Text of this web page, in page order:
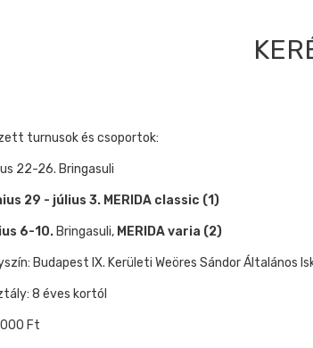
turnusok és csoportok:
22-26. Bringasuli
29 - július 3. MERIDA classic (1)
6-10. Bringasuli, MERIDA varia (2)
Budapest IX. Kerületi Weöres Sándor Általános
8 éves kortól
Ft